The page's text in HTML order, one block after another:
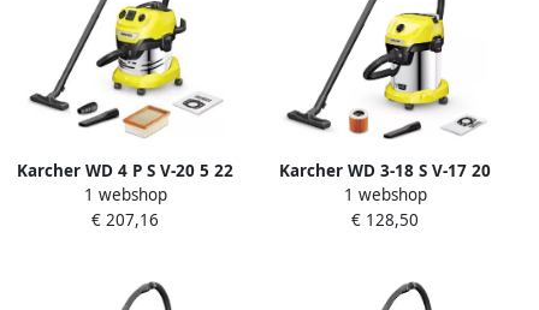
Karcher WD 4 P S V-20 5 22
Nat- en droogstofzuiger
1.628-290.0
1 webshop
€ 207,16
Karcher WD 3-18 S V-17 20
Accu Nat- en
droogstofzuiger 1.628-575.0
1 webshop
€ 128,50